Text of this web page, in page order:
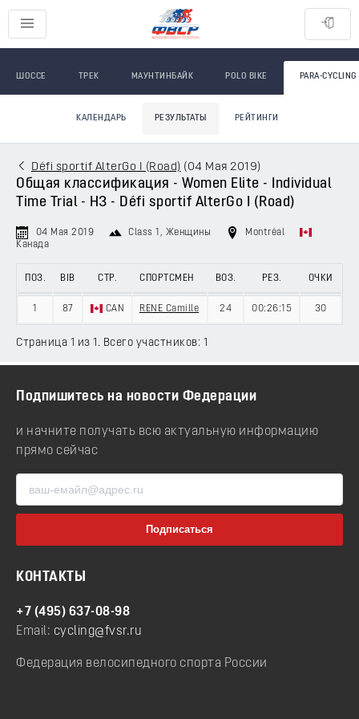
ШОССЕ ТРЕК МАУНТИНБАЙК POLO BIKE PARA-CYCLING
КАЛЕНДАРЬ РЕЗУЛЬТАТЫ РЕЙТИНГИ
Défi sportif AlterGo I (Road) ( 04 Мая 2019)
Общая классификация - Women Elite - Individual
Time Trial - H3 - Défi sportif AlterGo I (Road)
04 Мая 2019 Class 1 , Женщины
Montréal
Канада
ПОЗ. BIB СТР. СПОРТСМЕН ВОЗ. РЕЗ. ОЧКИ
1 87 CAN RENE Camille 24 00:26:15 30
Страница 1 из 1. Всего участников: 1
Подпишитесь на новости Федерации
и начните получать всю актуальную информацию
прямо сейчас
КОНТАКТЫ
+7 (495) 637-08-98
Email: cycling@fvsr.ru
Федерация велосипедного спорта России